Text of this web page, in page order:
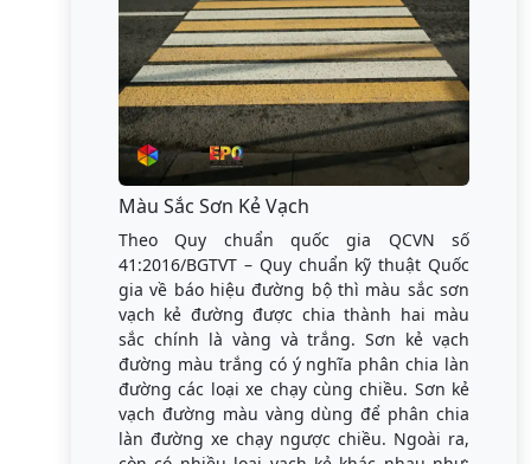
Màu Sắc Sơn Kẻ Vạch
Theo Quy chuẩn quốc gia QCVN số
41:2016/BGTVT – Quy chuẩn kỹ thuật Quốc
gia về báo hiệu đường bộ thì màu sắc sơn
vạch kẻ đường được chia thành hai màu
sắc chính là vàng và trắng. Sơn kẻ vạch
đường màu trắng có ý nghĩa phân chia làn
đường các loại xe chạy cùng chiều. Sơn kẻ
vạch đường màu vàng dùng để phân chia
làn đường xe chạy ngược chiều. Ngoài ra,